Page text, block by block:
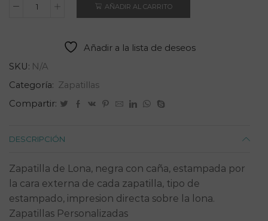
Zapatilla
cantidad
AÑADIR AL CARRITO
Añadir a la lista de deseos
SKU: N/A
Categoría: Zapatillas
Compartir:
DESCRIPCIÓN
Zapatilla de Lona, negra con caña, estampada por
la cara externa de cada zapatilla, tipo de
estampado, impresion directa sobre la lona.
Zapatillas Personalizadas